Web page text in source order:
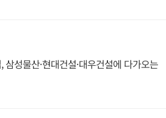
성물산·현대건설·대우건설에 다가오는